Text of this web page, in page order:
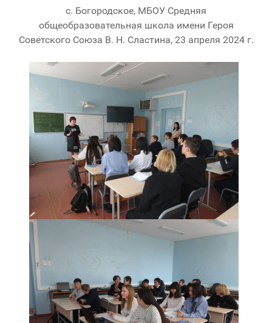
с. Богородское, МБОУ Средняя
общеобразовательная школа имени Героя
Советского Союза В. Н. Сластина, 23 апреля 2024 г.